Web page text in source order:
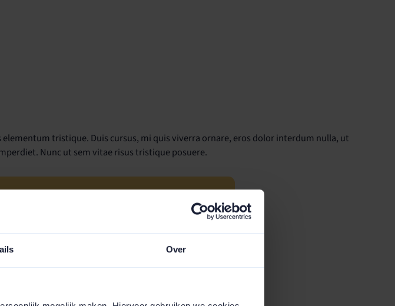
Over
tristique. Duis cursus, mi quis viverra ornare, eros dolor interdum nulla, ut
Nunc ut sem vitae risus tristique posuere.
Reactie binnen ± 5 werkdagen